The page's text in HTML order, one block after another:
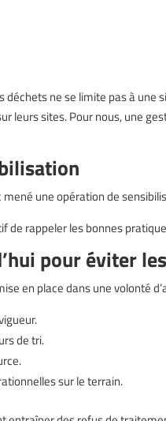
déchets ne se limite pas à
leurs sites. Pour nous, une
une opération de
de rappeler les bonnes
pour éviter
en place dans une volonté
de tri.
sur le terrain.